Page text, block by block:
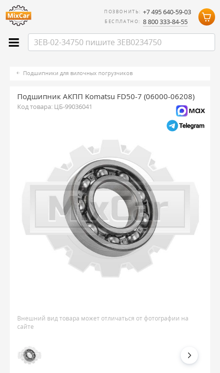
ПОЗВОНИТЬ: +7 495 640-59-03
БЕСПЛАТНО: 8 800 333-84-55
Подшипники для вилочных погрузчиков
Подшипник АКПП Komatsu FD50-7 (06000-06208)
Код товара: ЦБ-99036041
Внешний вид товара может отличаться от фотографии на
сайте